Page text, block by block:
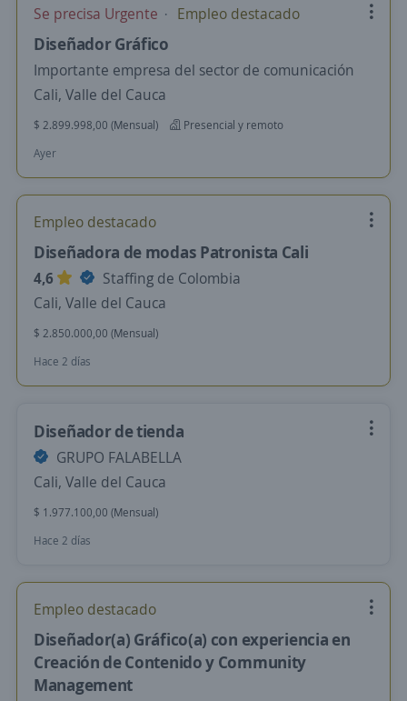
Se precisa Urgente Empleo destacado
Diseñador Gráfico
Importante empresa del sector de comunicación
Cali, Valle del Cauca
$ 2.899.998,00 (Mensual)
Presencial y remoto
Ayer
Empleo destacado
Diseñadora de modas Patronista Cali
4,6
Staffing de Colombia
Cali, Valle del Cauca
$ 2.850.000,00 (Mensual)
Hace 2 días
Diseñador de tienda
GRUPO FALABELLA
Cali, Valle del Cauca
$ 1.977.100,00 (Mensual)
Hace 2 días
Empleo destacado
Diseñador(a) Gráfico(a) con experiencia en
Creación de Contenido y Community
Management